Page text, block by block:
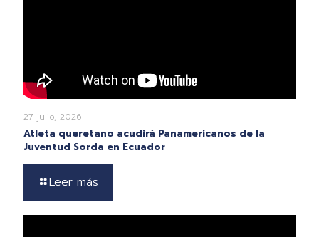
27 julio, 2026
Atleta queretano acudirá Panamericanos de la
Juventud Sorda en Ecuador
Leer más